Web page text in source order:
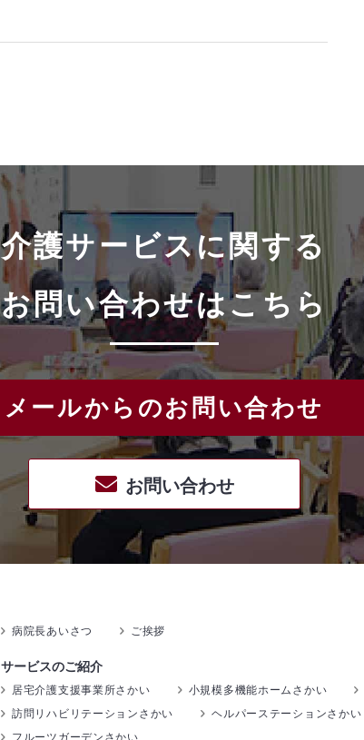
介護サービスに関する
お問い合わせはこちら
メールからのお問い合わせ
お問い合わせ
病院長あいさつ ご挨拶
サービスのご紹介
居宅介護支援事業所さかい 小規模多機能ホームさかい
訪問リハビリテーションさかい
ヘルパーステーションさかい
フルーツガーデンさかい